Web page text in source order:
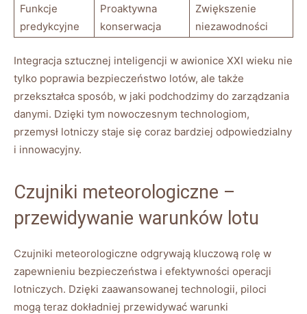
Funkcje
predykcyjne
Proaktywna
konserwacja
Zwiększenie
niezawodności
Integracja sztucznej inteligencji w awionice XXI wieku nie
tylko poprawia bezpieczeństwo lotów, ale także
przekształca sposób, w ⁢jaki podchodzimy do zarządzania‌
danymi. Dzięki tym nowoczesnym ‌technologiom,
przemysł lotniczy staje się coraz bardziej odpowiedzialny
i innowacyjny.
Czujniki meteorologiczne –
przewidywanie warunków lotu
Czujniki ​meteorologiczne odgrywają kluczową rolę w
‍zapewnieniu bezpieczeństwa i efektywności operacji
lotniczych. Dzięki zaawansowanej technologii, piloci
⁤mogą teraz dokładniej przewidywać ‍warunki ​